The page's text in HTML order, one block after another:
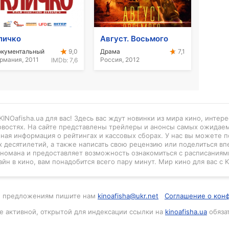
2011
9,0
IMDb: 7,6
Август. Восьмого
Драма
Россия, 2012
7,1
для вас! Здесь вас ждут новинки из мира кино,
На сайте представлены трейлеры и анонсы самых
информация о рейтингах и кассовых сборах. У нас вы можете
а также написать свою рецензию или поделиться
и предоставляет возможность ознакомиться с
в кино, вам понадобится всего пару минут. Мир кино для вас с
предложениям пишите нам kinoafisha@ukr.net
Соглашение о
активной, открытой для индексации ссылки на kinoafisha.ua